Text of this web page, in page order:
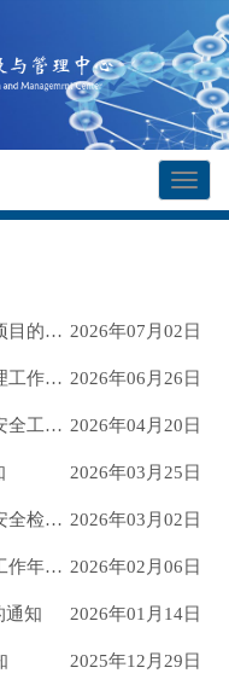
Toggle
关于申报2027年实验室建设项目库项目的通知 2026年07月02日
关于做好2026年暑期实验室安全管理工作的通知 2026年06月26日
关于组织参加2026年度高校实验室安全工作培训会的通知 2026年04月20日
2026年03月25日
关于开展2026年春季新学期实验室安全检查的通知 2026年03月02日
关于报送2025年度教学实验室安全工作年度报告的通知 2026年02月06日
通知 2026年01月14日
2025年12月29日